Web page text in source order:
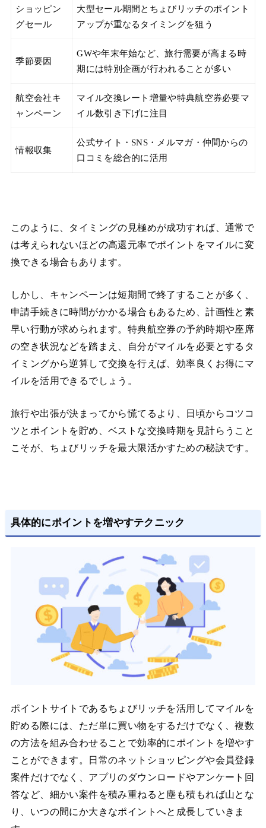
ショッピン
グセール
大型セール期間とちょびリッチのポイント
アップが重なるタイミングを狙う
季節要因
GWや年末年始など、旅行需要が高まる時
期には特別企画が行われることが多い
航空会社キ
ャンペーン
マイル交換レート増量や特典航空券必要マ
イル数引き下げに注目
情報収集
公式サイト・SNS・メルマガ・仲間からの
口コミを総合的に活用
このように、タイミングの見極めが成功すれば、通常で
は考えられないほどの高還元率でポイントをマイルに変
換できる場合もあります。
しかし、キャンペーンは短期間で終了することが多く、
申請手続きに時間がかかる場合もあるため、計画性と素
早い行動が求められます。特典航空券の予約時期や座席
の空き状況などを踏まえ、自分がマイルを必要とするタ
イミングから逆算して交換を行えば、効率良くお得にマ
イルを活用できるでしょう。
旅行や出張が決まってから慌てるより、日頃からコツコ
ツとポイントを貯め、ベストな交換時期を見計らうこと
こそが、ちょびリッチを最大限活かすための秘訣です。
具体的にポイントを増やすテクニック
ポイントサイトであるちょびリッチを活用してマイルを
貯める際には、ただ単に買い物をするだけでなく、複数
の方法を組み合わせることで効率的にポイントを増やす
ことができます。日常のネットショッピングや会員登録
案件だけでなく、アプリのダウンロードやアンケート回
答など、細かい案件を積み重ねると塵も積もれば山とな
り、いつの間にか大きなポイントへと成長していきま